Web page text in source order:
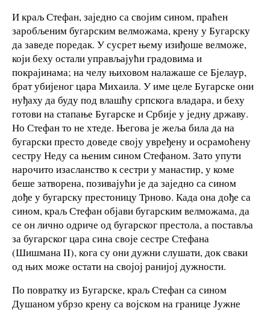
И краљ Стефан, заједно са својим сином, праћен
заробљеним бугарским велможама, крену у Бугарску
да заведе поредак. У сусрет њему изиђоше велможе,
који беху остали управљајући градовима и
покрајинама; на челу њиховом налажаше се Бјелаур,
брат убијеног цара Михаила. У име целе Бугарске они
нуђаху да буду под влашћу српскога владара, и беху
готови на стапање Бугарске и Србије у једну државу.
Но Стефан то не хтеде. Његова је жеља била да на
бугарски престо доведе своју увређену и осрамоћену
сестру Неду са њеним сином Стефаном. Зато упути
нарочито изасланство к сестри у манастир, у коме
беше затворена, позивајући је да заједно са сином
дође у бугарску престоницу Трново. Када она дође са
сином, краљ Стефан објави бугарским велможама, да
се он лично одриче од бугарског престола, а поставља
за бугарског цара сина своје сестре Стефана
(Шишмана II), кога су они дужни слушати, док сваки
од њих може остати на својој ранијој дужности.
По повратку из Бугарске, краљ Стефан са сином
Душаном убрзо крену са војском на границе Јужне